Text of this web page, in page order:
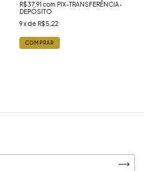
R$37,91 com PIX-TRANSFERÊNCIA-
DEPÓSITO
9 x de R$5,22
COMPRAR